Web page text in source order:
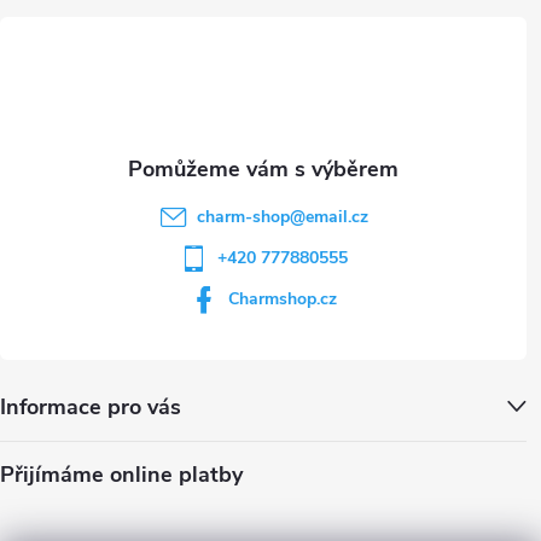
charm-shop@email.cz
+420 777880555
Charmshop.cz
Informace pro vás
Přijímáme online platby